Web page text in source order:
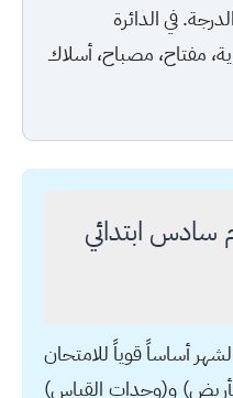
في الدائرة
مفتاح، مصباح، أسلاك
ابتدائي
أساساً قوياً للامتحان
و(وحدات القياس)